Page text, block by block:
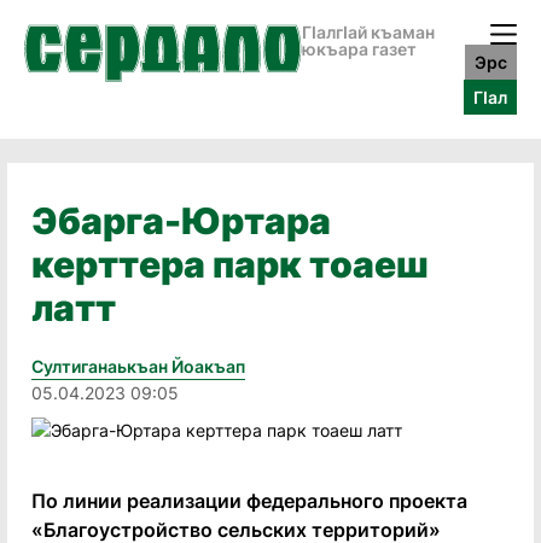
ГӀалгӀай къаман
юкъара газет
Эрс
ГӀал
Эбарга-Юртара
керттера парк тоаеш
латт
Султиганаькъан Йоакъап
05.04.2023 09:05
По линии реализации федерального проекта
«Благоустройство сельских территорий»